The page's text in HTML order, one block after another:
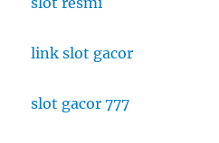
link slot gacor
slot gacor 777